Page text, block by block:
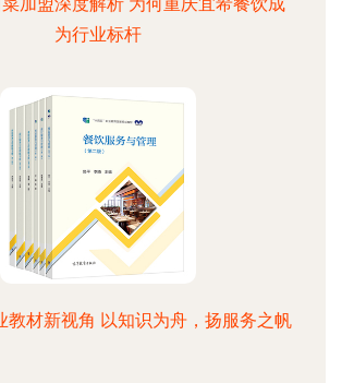
为行业标杆
教材新视角 以知识为舟，扬服务之帆